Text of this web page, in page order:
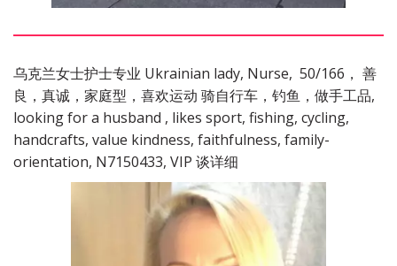
乌克兰女士护士专业 Ukrainian lady, Nurse,  50/166， 善
良，真诚，家庭型，喜欢运动 骑自行车，钓鱼，做手工品,
looking for a husband , likes sport, fishing, cycling,
handcrafts, value kindness, faithfulness, family-
orientation, N7150433, VIP 谈详细